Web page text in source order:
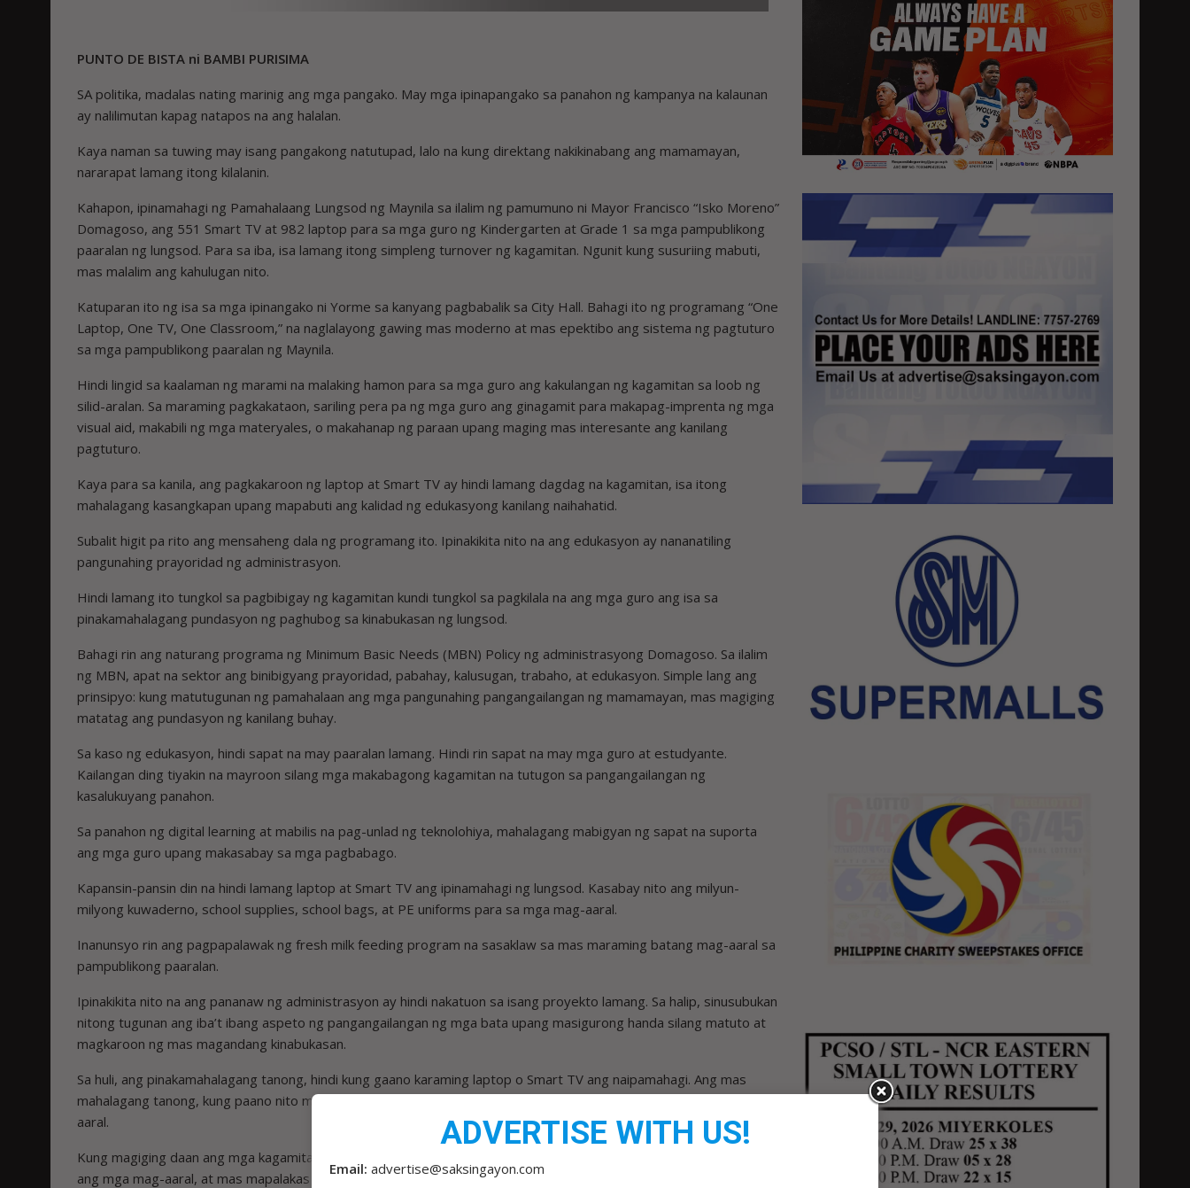
PUNTO DE BISTA ni BAMBI PURISIMA
SA politika, madalas nating marinig ang mga pangako. May mga ipinapangako sa panahon ng kampanya na kalaunan
ay nalilimutan kapag natapos na ang halalan.
Kaya naman sa tuwing may isang pangakong natutupad, lalo na kung direktang nakikinabang ang mamamayan,
nararapat lamang itong kilalanin.
Kahapon, ipinamahagi ng Pamahalaang Lungsod ng Maynila sa ilalim ng pamumuno ni Mayor Francisco “Isko Moreno”
Domagoso, ang 551 Smart TV at 982 laptop para sa mga guro ng Kindergarten at Grade 1 sa mga pampublikong
paaralan ng lungsod. Para sa iba, isa lamang itong simpleng turnover ng kagamitan. Ngunit kung susuriing mabuti,
mas malalim ang kahulugan nito.
Katuparan ito ng isa sa mga ipinangako ni Yorme sa kanyang pagbabalik sa City Hall. Bahagi ito ng programang “One
Laptop, One TV, One Classroom,” na naglalayong gawing mas moderno at mas epektibo ang sistema ng pagtuturo
sa mga pampublikong paaralan ng Maynila.
Hindi lingid sa kaalaman ng marami na malaking hamon para sa mga guro ang kakulangan ng kagamitan sa loob ng
silid-aralan. Sa maraming pagkakataon, sariling pera pa ng mga guro ang ginagamit para makapag-imprenta ng mga
visual aid, makabili ng mga materyales, o makahanap ng paraan upang maging mas interesante ang kanilang
pagtuturo.
Kaya para sa kanila, ang pagkakaroon ng laptop at Smart TV ay hindi lamang dagdag na kagamitan, isa itong
mahalagang kasangkapan upang mapabuti ang kalidad ng edukasyong kanilang naihahatid.
Subalit higit pa rito ang mensaheng dala ng programang ito. Ipinakikita nito na ang edukasyon ay nananatiling
pangunahing prayoridad ng administrasyon.
Hindi lamang ito tungkol sa pagbibigay ng kagamitan kundi tungkol sa pagkilala na ang mga guro ang isa sa
pinakamahalagang pundasyon ng paghubog sa kinabukasan ng lungsod.
Bahagi rin ang naturang programa ng Minimum Basic Needs (MBN) Policy ng administrasyong Domagoso. Sa ilalim
ng MBN, apat na sektor ang binibigyang prayoridad, pabahay, kalusugan, trabaho, at edukasyon. Simple lang ang
prinsipyo: kung matutugunan ng pamahalaan ang mga pangunahing pangangailangan ng mamamayan, mas magiging
matatag ang pundasyon ng kanilang buhay.
Sa kaso ng edukasyon, hindi sapat na may paaralan lamang. Hindi rin sapat na may mga guro at estudyante.
Kailangan ding tiyakin na mayroon silang mga makabagong kagamitan na tutugon sa pangangailangan ng
kasalukuyang panahon.
Sa panahon ng digital learning at mabilis na pag-unlad ng teknolohiya, mahalagang mabigyan ng sapat na suporta
ang mga guro upang makasabay sa mga pagbabago.
Kapansin-pansin din na hindi lamang laptop at Smart TV ang ipinamahagi ng lungsod. Kasabay nito ang milyun-
milyong kuwaderno, school supplies, school bags, at PE uniforms para sa mga mag-aaral.
Inanunsyo rin ang pagpapalawak ng fresh milk feeding program na sasaklaw sa mas maraming batang mag-aaral sa
pampublikong paaralan.
Ipinakikita nito na ang pananaw ng administrasyon ay hindi nakatuon sa isang proyekto lamang. Sa halip, sinusubukan
nitong tugunan ang iba’t ibang aspeto ng pangangailangan ng mga bata upang masigurong handa silang matuto at
magkaroon ng mas magandang kinabukasan.
Sa huli, ang pinakamahalagang tanong, hindi kung gaano karaming laptop o Smart TV ang naipamahagi. Ang mas
mahalagang tanong, kung paano nito mababago ang karanasan ng mga guro sa pagtuturo at ng mga bata sa pag-
aaral.
Kung magiging daan ang mga kagamitang ito upang maging mas mahusay ang pagtuturo, mas maging interesado
ang mga mag-aaral, at mas mapalakas ang kalidad ng edukasyon sa Maynila, masasabi nating hindi lamang
ADVERTISE WITH US!
Email: advertise@saksingayon.com